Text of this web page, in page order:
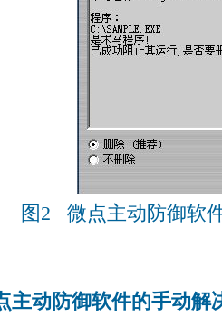
图2 微点主动防御软
主动防御软件的手动解